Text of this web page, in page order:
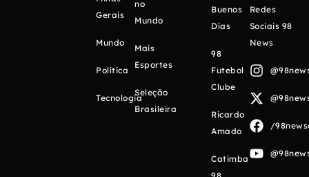
Gerais
Mundo
Política
Tecnologia
no
Mundo
Mais
Esportes
Seleção
Brasileira
Buenos
Días
98
Futebol
Clube
Ricardo
Amado
Catimba
Redes
Sociais 98
News
/